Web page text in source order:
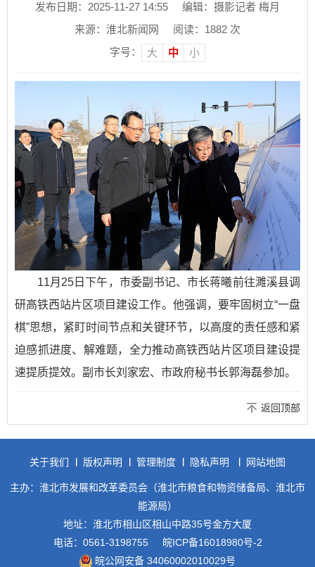
发布日期：2025-11-27 14:55
编辑：摄影记者 梅月
来源：淮北新闻网
阅读： 1882 次
字号：
大 中 小
11月25日下午，市委副书记、市长蒋曦前往濉溪县调
研高铁西站片区项目建设工作。他强调，要牢固树立“一盘
棋”思想，紧盯时间节点和关键环节，以高度的责任感和紧
迫感抓进度、解难题，全力推动高铁西站片区项目建设提
速提质提效。副市长刘家宏、市政府秘书长郭海磊参加。
返回顶部
关于我们 版权声明 管理制度 隐私声明 网站地图
主办：淮北市发展和改革委员会（淮北市粮食和物资储备局、淮北市
能源局）
地址：淮北市相山区相山中路35号金方大厦
电话：0561-3198755
皖ICP备16018980号-2
皖公网安备 34060002010029号